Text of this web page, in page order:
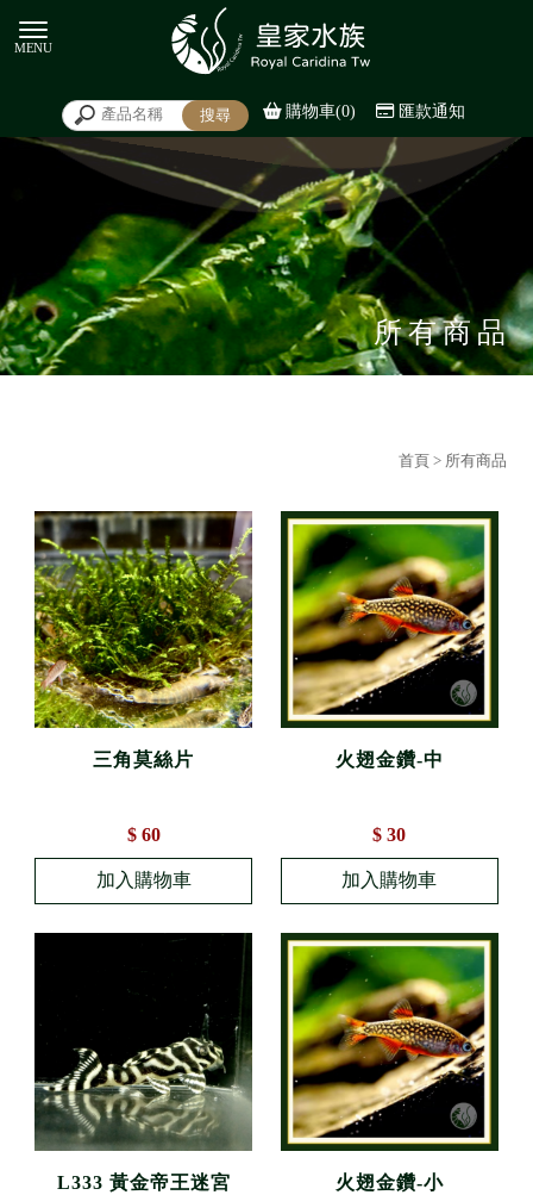
購物車(0) 匯款通知
所有商品
首頁> 所有商品
三角莫絲片
$ 60
火翅金鑽-中
$ 30
L333 黃金帝王迷宮
火翅金鑽-小